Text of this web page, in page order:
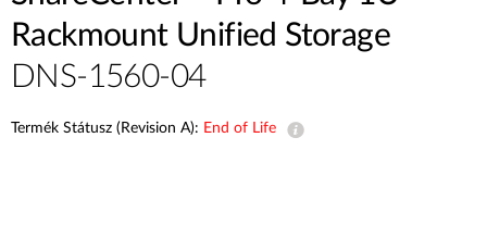
Rackmount Unified Storage
DNS-1560-04
Termék Státusz (Revision A): End of Life